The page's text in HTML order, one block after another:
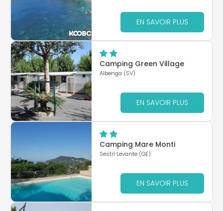
EN SAVOIR PLUS
Camping Green Village
Albenga (SV)
EN SAVOIR PLUS
Camping Mare Monti
Sestri Levante (GE)
EN SAVOIR PLUS